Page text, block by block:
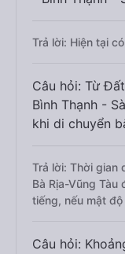
Trả lời: Hiện tại
Câu hỏi: Từ
Bình Thạnh -
khi di chuyển
Trả lời: Thời gian
Bà Rịa-Vũng Tàu
tiếng, nếu mật
Câu hỏi: